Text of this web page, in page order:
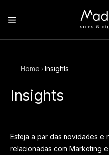
Home Insights
Insights
Esteja a par das novidades e
relacionadas com Marketing